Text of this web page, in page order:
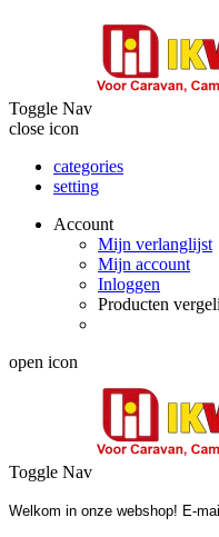
Toggle Nav
close icon
categories
setting
Account
Mijn verlanglijst
Mijn account
Inloggen
Producten
open icon
Toggle Nav
Welkom in onze webshop! E-